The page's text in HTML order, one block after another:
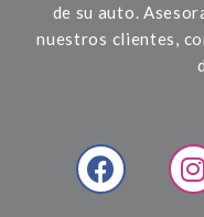
de su auto.
nuestros clientes,